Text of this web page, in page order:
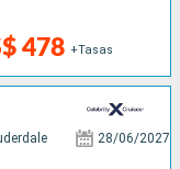
478 +Tasas
28/06/2027